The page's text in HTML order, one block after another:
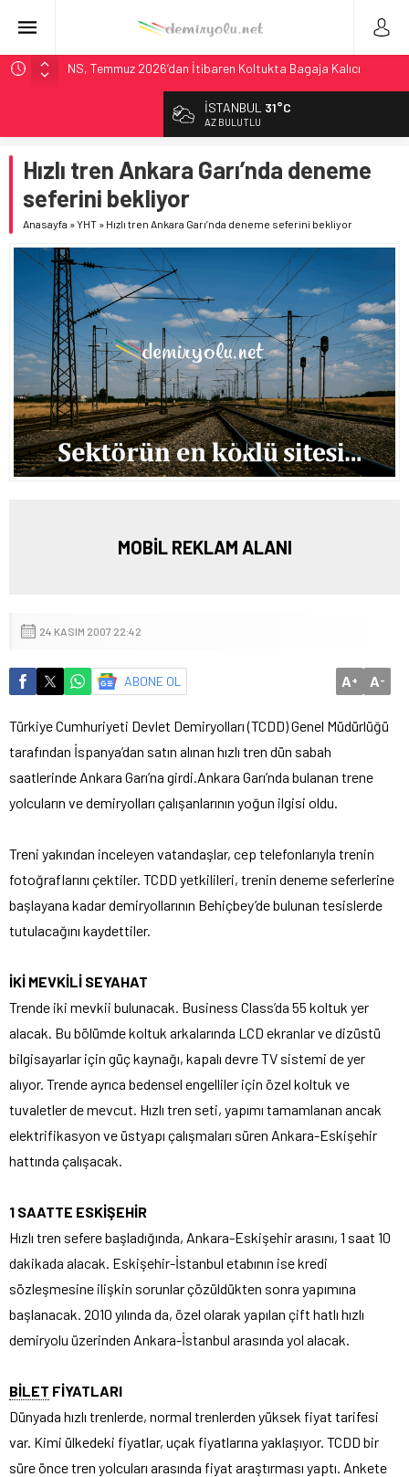
NS, Temmuz 2026’dan İtibaren Koltukta Bagaja Kalıcı
Madrid Atocha’da 56 Milyon Euro’luk Yenileme: Sol Tüneli
Çekya ETCS’de Erken Teslim Ama Ulusal Hedef 730 km’ye
Düştü
České dráhy 101 Yaşındaki Buharlıyı Šumava Seferlerine
Çıkarıyor
ÖBB ve RFI’dan Brenner’da 15 Günlük Bakım: Tren Seferleri
Duruyor
İSTANBUL 31°C
AZ BULUTLU
Hızlı tren Ankara Garı’nda deneme
seferini bekliyor
Anasayfa »YHT » Hızlı tren Ankara Garı’nda deneme seferini bekliyor
MOBİL REKLAM ALANI
24 KASIM 2007 22:42
ABONE OL A+ A-
Türkiye Cumhuriyeti Devlet Demiryolları (TCDD) Genel Müdürlüğü
tarafından İspanya’dan satın alınan hızlı tren dün sabah
saatlerinde Ankara Garı’na girdi. Ankara Garı’nda bulanan trene
yolcuların ve demiryolları çalışanlarının yoğun ilgisi oldu.
Treni yakından inceleyen vatandaşlar, cep telefonlarıyla trenin
fotoğraflarını çektiler. TCDD yetkilileri, trenin deneme seferlerine
başlayana kadar demiryollarının Behiçbey’de bulunan tesislerde
tutulacağını kaydettiler.
İKİ MEVKİLİ SEYAHAT
Trende iki mevkii bulunacak. Business Class’da 55 koltuk yer
alacak. Bu bölümde koltuk arkalarında LCD ekranlar ve dizüstü
bilgisayarlar için güç kaynağı, kapalı devre TV sistemi de yer
alıyor. Trende ayrıca bedensel engelliler için özel koltuk ve
tuvaletler de mevcut. Hızlı tren seti, yapımı tamamlanan ancak
elektrifikasyon ve üstyapı çalışmaları süren Ankara-Eskişehir
hattında çalışacak.
1 SAATTE ESKİŞEHİR
Hızlı tren sefere başladığında, Ankara-Eskişehir arasını, 1 saat 10
dakikada alacak. Eskişehir-İstanbul etabının ise kredi
sözleşmesine ilişkin sorunlar çözüldükten sonra yapımına
başlanacak. 2010 yılında da, özel olarak yapılan çift hatlı hızlı
demiryolu üzerinden Ankara-İstanbul arasında yol alacak.
BİLET FİYATLARI
Dünyada hızlı trenlerde, normal trenlerden yüksek fiyat tarifesi
var. Kimi ülkedeki fiyatlar, uçak fiyatlarına yaklaşıyor. TCDD bir
süre önce tren yolcuları arasında fiyat araştırması yaptı. Ankete